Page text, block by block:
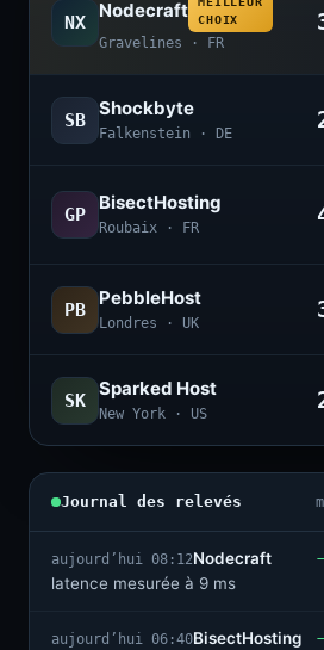
NX
Nodecraft
CHOIX
Gravelines · FR
SB
Shockbyte
Falkenstein · DE
GP
BisectHosting
Roubaix · FR
PB
PebbleHost
Londres · UK
SK
Sparked Host
New York · US
Journal des relevés
aujourd’hui 08:12Nodecraft
latence mesurée à 9 ms
aujourd’hui 06:40BisectHosting